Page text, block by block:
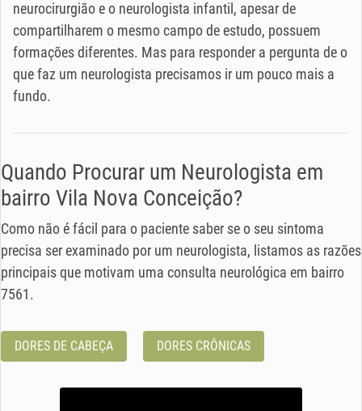
neurocirurgião e o neurologista infantil, apesar de
compartilharem o mesmo campo de estudo, possuem
formações diferentes. Mas para responder a pergunta de o
que faz um neurologista precisamos ir um pouco mais a
fundo.
Quando Procurar um Neurologista em
bairro Vila Nova Conceição?
Como não é fácil para o paciente saber se o seu sintoma
precisa ser examinado por um neurologista, listamos as razões
principais que motivam uma consulta neurológica em bairro
7561.
DORES DE CABEÇA DORES CRÔNICAS